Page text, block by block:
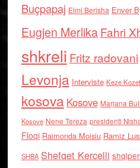
Buçpapaj Elmi Berisha Enver
Eugjen MerlikaFahri
shkreli Fritz radovani
Levonja Interviste Keze
kosova Kosove Marjana
Kosove Nene Tereza presidenti
Floqi Raimonda Moisiu Ramiz
SHBA Shefqet Kercelli